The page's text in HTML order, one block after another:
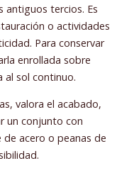
antiguos tercios. Es
o actividades
Para conservar
enrollada sobre
al sol continuo.
valora el acabado,
un conjunto con
acero o peanas de